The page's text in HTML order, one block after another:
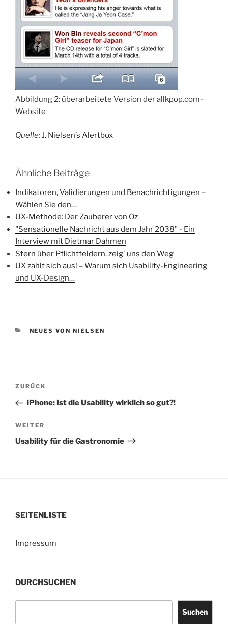
Abbildung 2: überarbeitete Version der allkpop.com-
Website
Quelle:J. Nielsen’s Alertbox
Ähnliche Beiträge
Indikatoren, Validierungen und Benachrichtigungen –
Wählen Sie den…
UX-Methode: Der Zauberer von Oz
"Sensationelle Nachricht aus dem Jahr 2038" - Ein
Interview mit Dietmar Dahmen
Stern über Pflichtfeldern, zeig' uns den Weg
UX zahlt sich aus! – Warum sich Usability-Engineering
und UX-Design…
KATEGORIEN
NEUES VON NIELSEN
Beitragsnavigation
Vorheriger
Beitrag
ZURÜCK
iPhone: Ist die Usability wirklich so gut?!
Nächster
Beitrag
WEITER
Usability für die Gastronomie
SEITENLISTE
Impressum
DURCHSUCHEN
Suchen